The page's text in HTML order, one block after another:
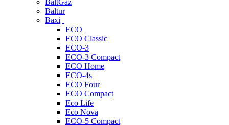
BaltGaz
Baltur
Baxi
ECO
ECO Classic
ECO-3
ECO-3 Compact
ECO Home
ECO-4s
ECO Four
ECO Compact
Eco Life
Eco Nova
ECO-5 Compact